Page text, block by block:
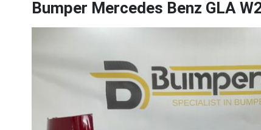
Bumper Mercedes Benz GLA